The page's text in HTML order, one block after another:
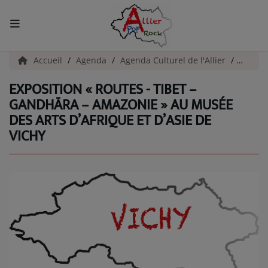
ACCUEIL
Actualités
INFOS - ALLIER
La Radio
EMISSIONS
ARTISTES
Accueil Agenda Agenda Culturel de l'Allier
EXPOSITION « ROUTES - TIBET –
GANDHĀRA – AMAZONIE » AU MUSÉE
DES ARTS D’AFRIQUE ET D’ASIE DE
VICHY